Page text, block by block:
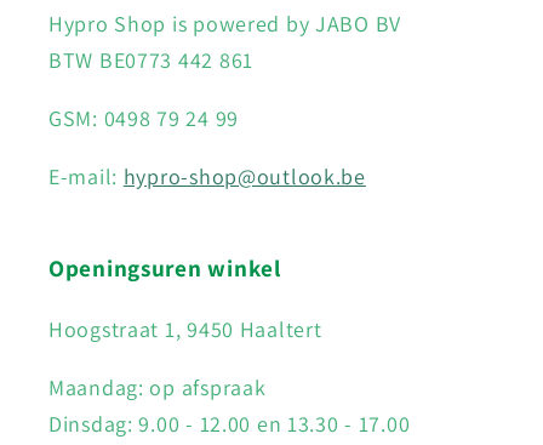
Hypro Shop is powered by JABO BV
BTW BE0773 442 861
GSM: 0498 79 24 99
E-mail: hypro-shop@outlook.be
Openingsuren winkel
Hoogstraat 1, 9450 Haaltert
Maandag: op afspraak
Dinsdag: 9.00 - 12.00 en 13.30 - 17.00